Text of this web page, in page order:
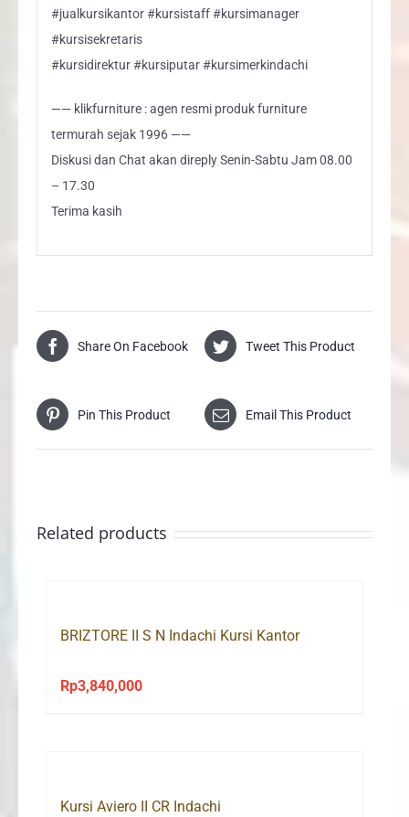
#jualkursikantor #kursistaff #kursimanager
#kursisekretaris
#kursidirektur #kursiputar #kursimerkindachi
—— klikfurniture : agen resmi produk furniture
termurah sejak 1996 ——
Diskusi dan Chat akan direply Senin-Sabtu Jam 08.00
– 17.30
Terima kasih
Share On Facebook Tweet This Product
Pin This Product Email This Product
Related products
BRIZTORE II S N Indachi Kursi Kantor
Rp3,840,000
Kursi Aviero II CR Indachi